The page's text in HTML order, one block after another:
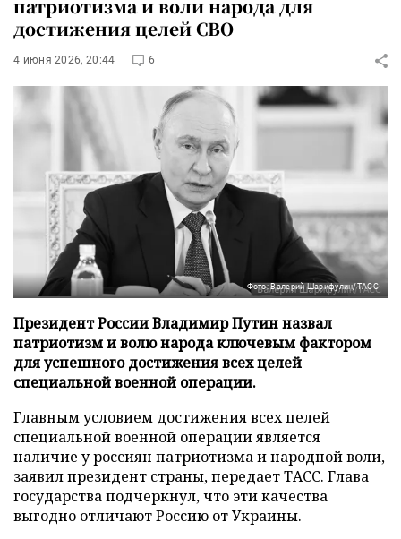
патриотизма и воли народа для
достижения целей СВО
4 июня 2026, 20:44 6
Фото: Валерий Шарифулин/ТАСС
Президент России Владимир Путин назвал
патриотизм и волю народа ключевым фактором
для успешного достижения всех целей
специальной военной операции.
Главным условием достижения всех целей
специальной военной операции является
наличие у россиян патриотизма и народной воли,
заявил президент страны, передаетТАСС. Глава
государства подчеркнул, что эти качества
выгодно отличают Россию от Украины.